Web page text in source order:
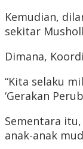
Kemudian,
sekitar
Dimana,
“Kita selaku
‘Gerakan
Sementara
anak-anak